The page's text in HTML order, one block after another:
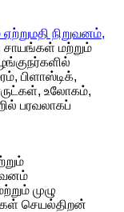
நிறுவனம்,
சாயங்கள் மற்றும்
பிளாஸ்டிக்,
உலோகம்,
பரவலாகப்
முழு
செயல்திறன்